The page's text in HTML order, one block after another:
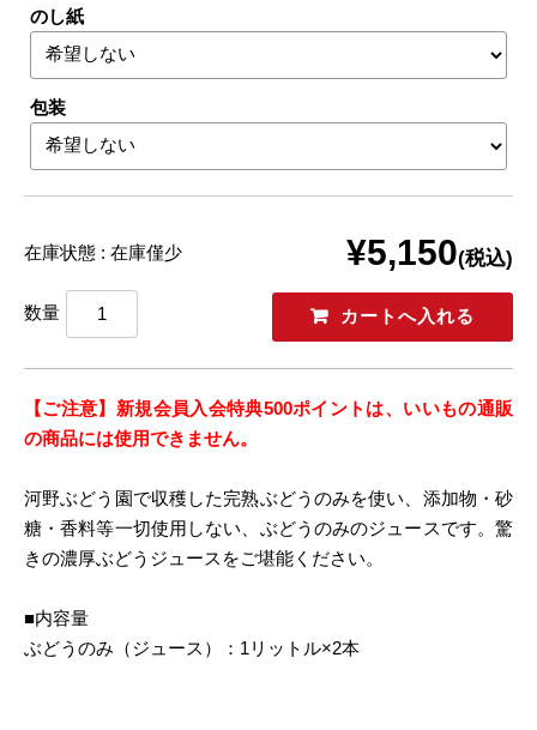
のし紙
包装
在庫状態 : 在庫僅少 ¥5,150(税込)
数量
【ご注意】新規会員入会特典500ポイントは、いいもの通販
の商品には使用できません。
河野ぶどう園で収穫した完熟ぶどうのみを使い、添加物・砂
糖・香料等一切使用しない、ぶどうのみのジュースです。驚
きの濃厚ぶどうジュースをご堪能ください。
■内容量
ぶどうのみ（ジュース）：1リットル×2本